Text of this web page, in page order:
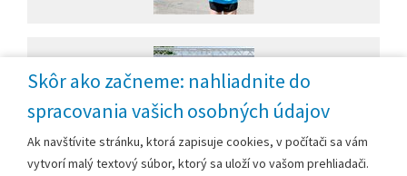
Skôr ako začneme: nahliadnite do
spracovania vašich osobných údajov
Ak navštívite stránku, ktorá zapisuje cookies, v počítači sa vám
vytvorí malý textový súbor, ktorý sa uloží vo vašom prehliadači.